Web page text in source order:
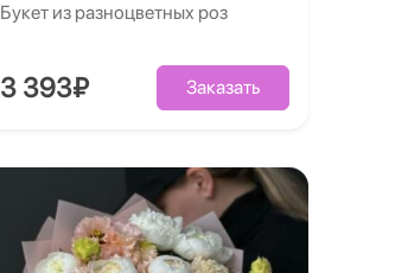
Букет из разноцветных роз
3 393₽ Заказать